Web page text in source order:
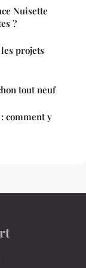
Nuisette
?
projets
tout neuf
comment y